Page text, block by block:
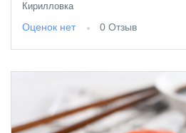
Кирилловка
Оценок нет 0 Отзыв